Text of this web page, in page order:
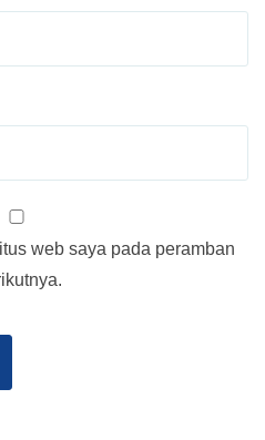
web saya pada peramban